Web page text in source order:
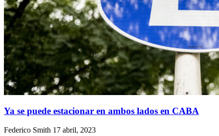
Ya se puede estacionar en ambos lados en CABA
Federico Smith 17 abril, 2023